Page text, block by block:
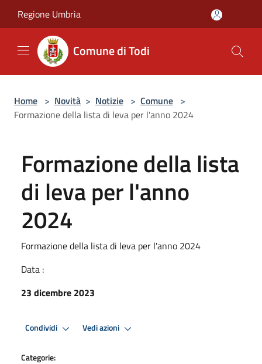
Regione Umbria
Comune di Todi
Home > Novità > Notizie > Comune >
Formazione della lista di leva per l'anno 2024
Formazione della lista
di leva per l'anno
2024
Formazione della lista di leva per l'anno 2024
Data :
23 dicembre 2023
Condividi Vedi azioni
Categorie: